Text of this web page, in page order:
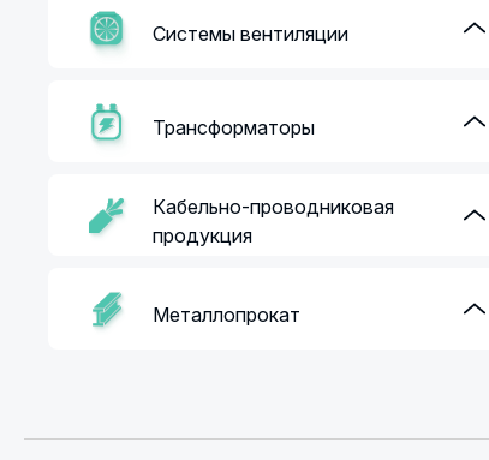
Системы вентиляции
Трансформаторы
Кабельно-проводниковая
продукция
Металлопрокат